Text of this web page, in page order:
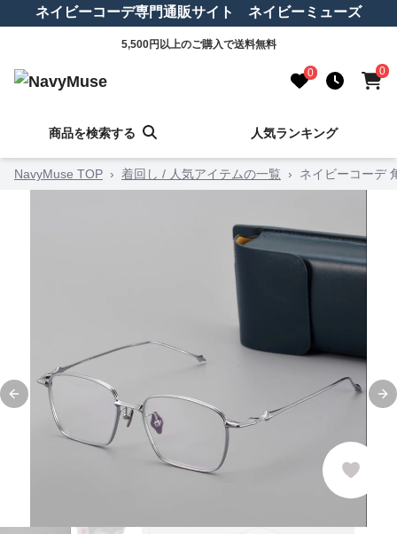
ネイビーコーデ専門通販サイト ネイビーミューズ
5,500円以上のご購入で送料無料
0 0
商品を検索する 人気ランキング
NavyMuse TOP › 着回し / 人気アイテムの一覧 › ネイビーコーデ
Previous slide